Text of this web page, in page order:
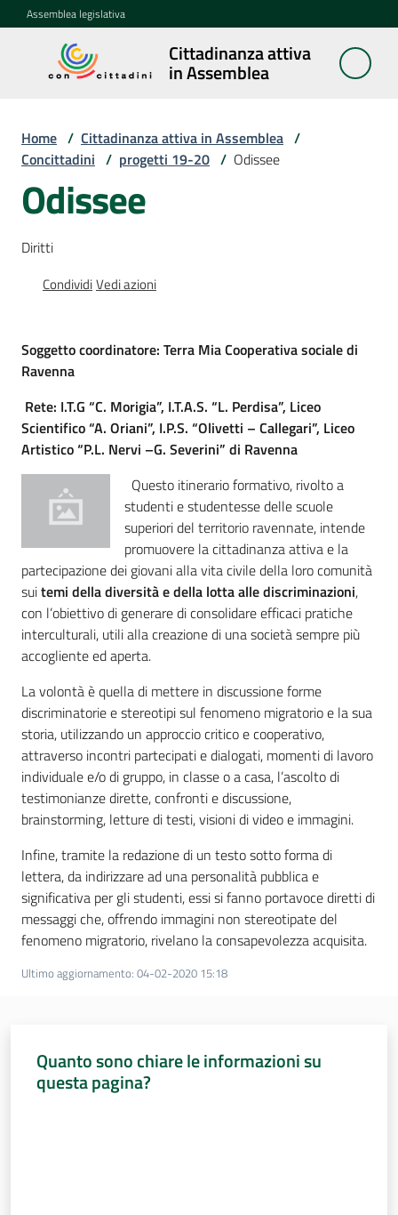
Vai al contenuto
Vai alla navigazione
Vai al footer
Assemblea legislativa
Cittadinanza attiva
in Assemblea
Cittadinanza
attiva in
Concittadini
Menu selezionato
aperte
Assemblea
Mostre
itineranti
Percorsi
sulla
memoria
Seguici
su
Assemblea
legislativa
Assemblea
Attività
Argomenti
Per i media
Home / Cittadinanza attiva in Assemblea /
Concittadini / progetti 19-20 / Odissee
Odissee
Diritti
CondividiVedi azioni
Soggetto coordinatore: Terra Mia Cooperativa sociale di
Ravenna
Rete: I.T.G “C. Morigia”, I.T.A.S. “L. Perdisa”, Liceo
Scientifico “A. Oriani”, I.P.S. “Olivetti – Callegari”, Liceo
Artistico “P.L. Nervi –G. Severini” di Ravenna
Questo itinerario formativo, rivolto a
studenti e studentesse delle scuole
superiori del territorio ravennate, intende
promuovere la cittadinanza attiva e la
partecipazione dei giovani alla vita civile della loro comunità
suitemi della diversità e della lotta alle discriminazioni,
con l’obiettivo di generare di consolidare efficaci pratiche
interculturali, utili alla creazione di una società sempre più
accogliente ed aperta.
La volontà è quella di mettere in discussione forme
discriminatorie e stereotipi sul fenomeno migratorio e la sua
storia, utilizzando un approccio critico e cooperativo,
attraverso incontri partecipati e dialogati, momenti di lavoro
individuale e/o di gruppo, in classe o a casa, l’ascolto di
testimonianze dirette, confronti e discussione,
brainstorming, letture di testi, visioni di video e immagini.
Infine, tramite la redazione di un testo sotto forma di
lettera, da indirizzare ad una personalità pubblica e
significativa per gli studenti, essi si fanno portavoce diretti di
messaggi che, offrendo immagini non stereotipate del
fenomeno migratorio, rivelano la consapevolezza acquisita.
Ultimo aggiornamento: 04-02-2020 15:18
Quanto sono chiare le informazioni su
questa pagina?